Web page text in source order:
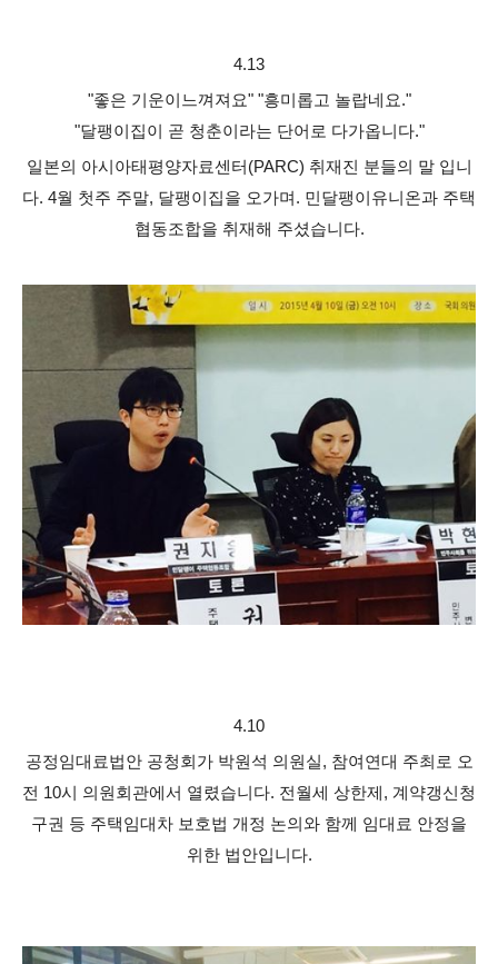
4.13
"좋은 기운이느껴져요" "흥미롭고 놀랍네요."
"달팽이집이 곧 청춘이라는 단어로 다가옵니다."
일본의 아시아태평양자료센터(PARC) 취재진 분들의 말 입니
다. 4월 첫주 주말, 달팽이집을 오가며. 민달팽이유니온과 주택
협동조합을 취재해 주셨습니다.
4.10
공정임대료법안 공청회가 박원석 의원실, 참여연대 주최로 오
전 10시 의원회관에서 열렸습니다. 전월세 상한제, 계약갱신청
구권 등 주택임대차 보호법 개정 논의와 함께 임대료 안정을
위한 법안입니다.